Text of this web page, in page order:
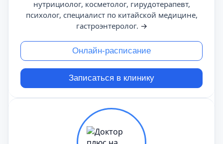
нутрициолог, косметолог, гирудотерапевт,
психолог, специалист по китайской медицине,
гастроэнтеролог. →
Онлайн-расписание
Записаться в клинику